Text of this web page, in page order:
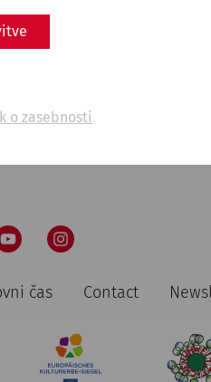
o zasebnosti
Philosophy
čas Contact